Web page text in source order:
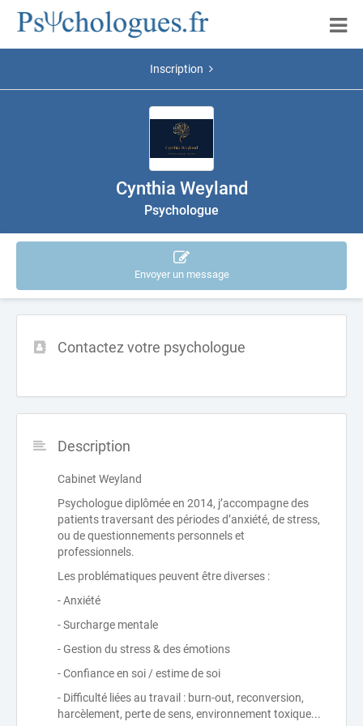
Inscription
Cynthia Weyland
Psychologue
Envoyer un message
Contactez votre psychologue
Description
Cabinet Weyland
Psychologue diplômée en 2014, j’accompagne des
patients traversant des périodes d’anxiété, de stress,
ou de questionnements personnels et
professionnels.
Les problématiques peuvent être diverses :
- Anxiété
- Surcharge mentale
- Gestion du stress & des émotions
- Confiance en soi / estime de soi
- Difficulté liées au travail : burn-out, reconversion,
harcèlement, perte de sens, environnement toxique...